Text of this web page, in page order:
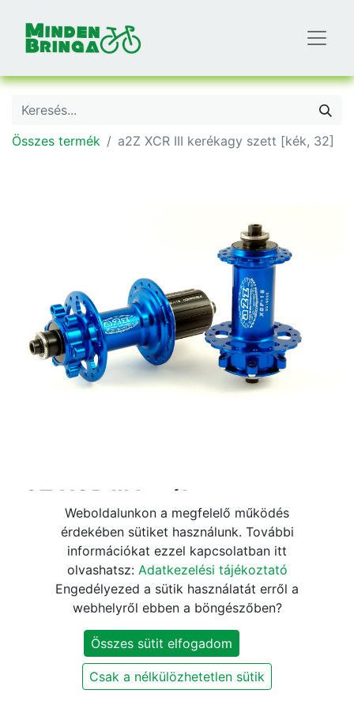
Összes termék a2Z XCR III kerékagy szett [kék, 32]
a2Z XCR III kerékagy szett
[kék, 32]
72.240Ft 84.990Ft
KOSÁRBA
Szállítási és fizetési információk
Weboldalunkon a megfelelő működés
érdekében sütiket használunk. További
információkat ezzel kapcsolatban itt
olvashatsz: Adatkezelési tájékoztató
Engedélyezed a sütik használatát erről a
webhelyről ebben a böngészőben?
Összes sütit elfogadom
Csak a nélkülözhetetlen sütik